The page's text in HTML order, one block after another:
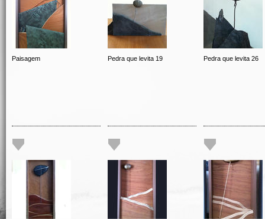
Paisagem Pedra que levita 19 Pedra que levita 26